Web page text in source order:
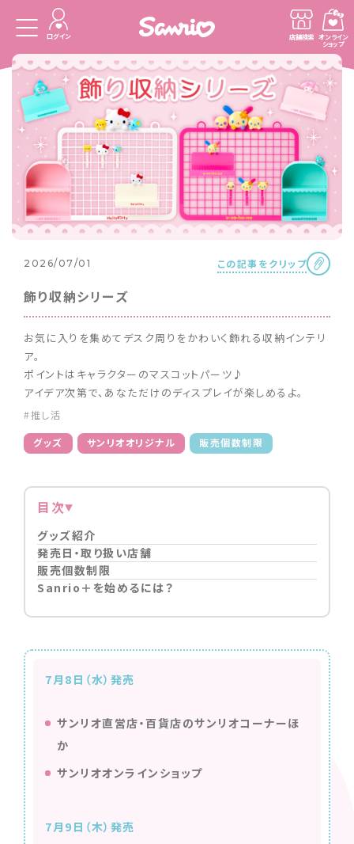
ログイン 店舗検索 オンライン
ショップ
2026/07/01 この記事をクリップ
飾り収納シリーズ
お気に入りを集めてデスク周りをかわいく飾れる収納インテリ
ア。
ポイントはキャラクターのマスコットパーツ♪
アイデア次第で、あなただけのディスプレイが楽しめるよ。
#推し活
グッズ サンリオオリジナル 販売個数制限
目次
グッズ紹介
発売日・取り扱い店舗
販売個数制限
Sanrio＋を始めるには？
7月8日（水）発売
サンリオ直営店・百貨店のサンリオコーナーほ
か
サンリオオンラインショップ
7月9日（木）発売